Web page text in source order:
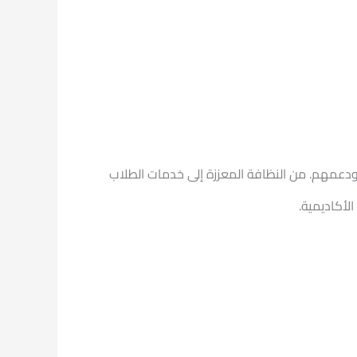
ودعمهم. من النظافة المعززة إلى خدمات الطلاب